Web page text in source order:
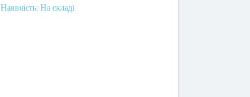
Купити
Наявність: На складі